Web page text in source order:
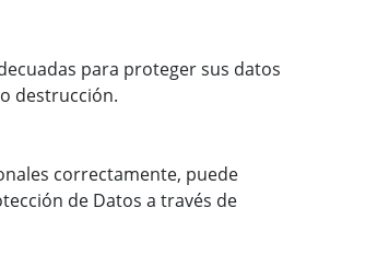
para proteger sus datos
destrucción.
correctamente, puede
de Datos a través de